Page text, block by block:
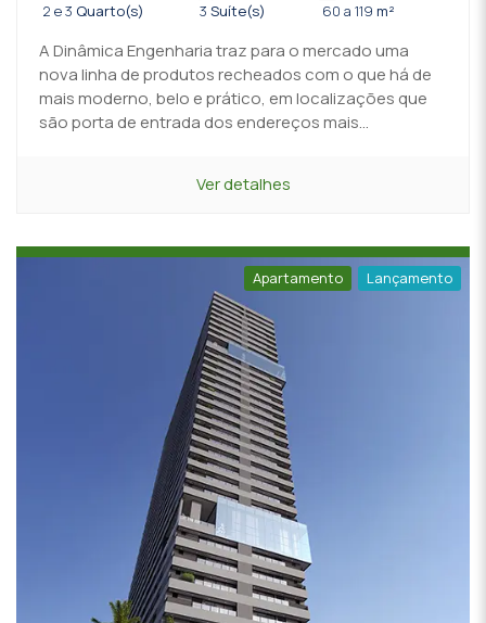
2 e 3 Quarto(s) 3 Suíte(s) 60 a 119 m²
A Dinâmica Engenharia traz para o mercado uma
nova linha de produtos recheados com o que há de
mais moderno, belo e prático, em localizações que
são porta de entrada dos endereços mais...
Ver detalhes
Apartamento Lançamento